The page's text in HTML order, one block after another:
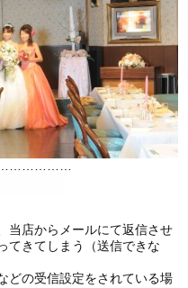
当店からメールにて返信させ
てきてしまう（送信できな
どの受信設定をされている場